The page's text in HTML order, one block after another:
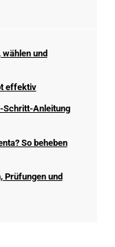
und
effektiv
Schritt-Anleitung
So beheben
Prüfungen und